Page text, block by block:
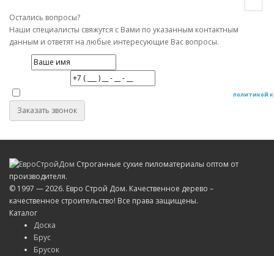
Остались вопросы?
Наши специалисты свяжутся с Вами по указанным контактным
данным и ответят на любые интересующие Вас вопросы.
Даю согласие на обработку персональных данных в соответствие сполитикой
Заказать звонок
Строганные сухие пиломатериалы оптом от
производителя.
© 1997 — 2026. Евро Строй Дом. Качественное дерево –
качественное строительство! Все права защищены.
Каталог
Доска
Брус
Брусок